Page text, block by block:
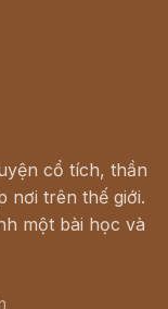
cổ tích, thần
nơi trên thế giới.
một bài học và